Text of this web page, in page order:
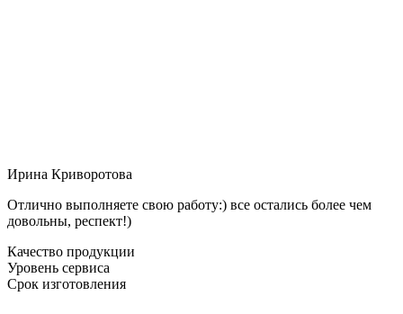
Ирина Криворотова
Отлично выполняете свою работу:) все остались более чем
довольны, респект!)
Качество продукции
Уровень сервиса
Срок изготовления